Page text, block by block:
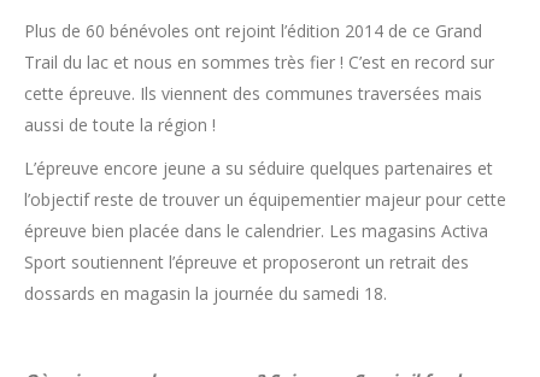
Plus de 60 bénévoles ont rejoint l’édition 2014 de ce Grand
Trail du lac et nous en sommes très fier ! C’est en record sur
cette épreuve. Ils viennent des communes traversées mais
aussi de toute la région !
L’épreuve encore jeune a su séduire quelques partenaires et
l’objectif reste de trouver un équipementier majeur pour cette
épreuve bien placée dans le calendrier. Les magasins Activa
Sport soutiennent l’épreuve et proposeront un retrait des
dossards en magasin la journée du samedi 18.